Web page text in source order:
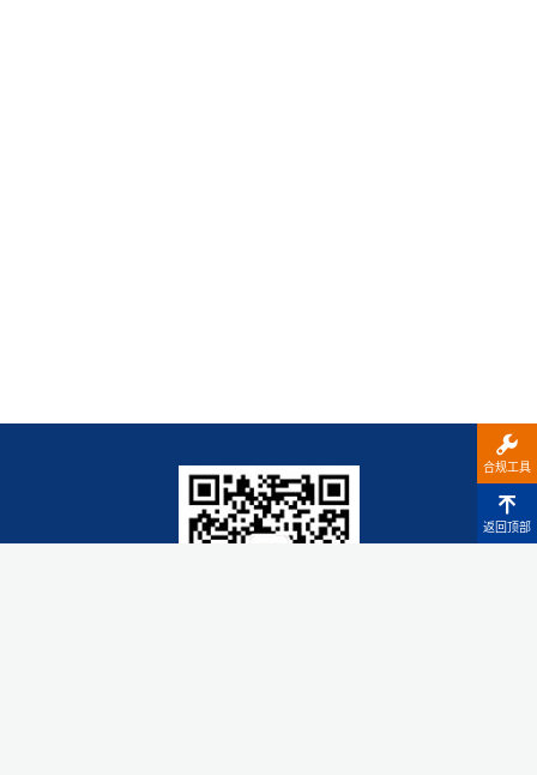
合规工具
返回顶部